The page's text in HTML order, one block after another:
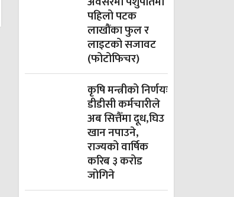
पहिलो पटक
लाखौंका फुल र
लाइटको सजावट
(फोटोफिचर)
कृषि मन्त्रीको निर्णयः
डीडीसी कर्मचारीले
अब सित्तैँमा दूध,घिउ
खान नपाउने,
राज्यको वार्षिक
करिब ३ करोड
जोगिने